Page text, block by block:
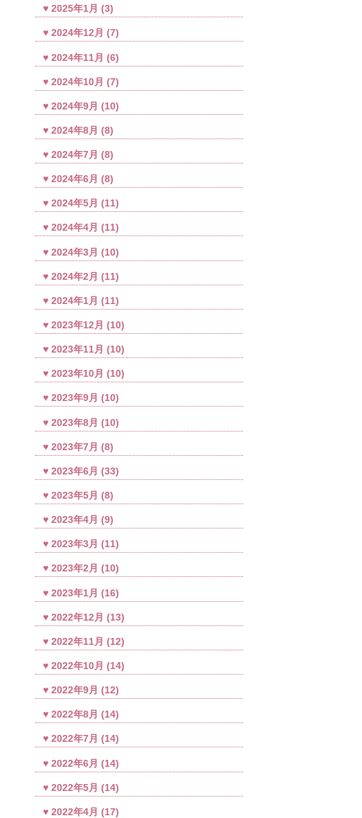
2025年1月 (3)
2024年12月 (7)
2024年11月 (6)
2024年10月 (7)
2024年9月 (10)
2024年8月 (8)
2024年7月 (8)
2024年6月 (8)
2024年5月 (11)
2024年4月 (11)
2024年3月 (10)
2024年2月 (11)
2024年1月 (11)
2023年12月 (10)
2023年11月 (10)
2023年10月 (10)
2023年9月 (10)
2023年8月 (10)
2023年7月 (8)
2023年6月 (33)
2023年5月 (8)
2023年4月 (9)
2023年3月 (11)
2023年2月 (10)
2023年1月 (16)
2022年12月 (13)
2022年11月 (12)
2022年10月 (14)
2022年9月 (12)
2022年8月 (14)
2022年7月 (14)
2022年6月 (14)
2022年5月 (14)
2022年4月 (17)